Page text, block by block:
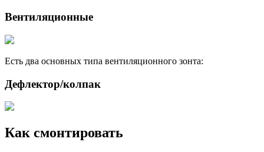
Вентиляционные
Есть два основных типа вентиляционного зонта:
Дефлектор/колпак
Как смонтировать